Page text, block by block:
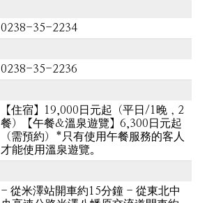
0238-35-2234
0238-35-2236
【住宿】19,000日元起（平日/1晚，2
餐）【午餐&溫泉遊覽】6,300日元起
（需預約）*只有使用午餐服務的客人
才能使用溫泉遊覽。
- 從米澤站開車約15分鐘 - 從東北中